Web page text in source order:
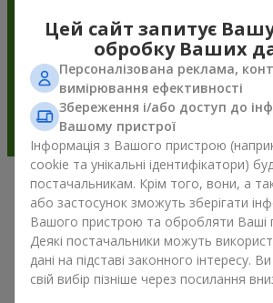
Подарункові
універсальний
яке свято
Якщо ви шукаєте універсальний
Цей сайт запитує
обробку Ваших
Персоналізована реклама,
вимірювання ефективності
Збереження і/або доступ до
Вашому пристрої
Інформація з Вашого пристрою
cookie та унікальні ідентифікатори)
постачальникам. Крім того, вони, а
або застосунок зможуть зберігати
Вашого пристрою та обробляти Ваші
Деякі постачальники можуть
дані на підставі законного інтересу.
свій вибір пізніше через посилання